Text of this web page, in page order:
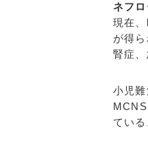
ネフ
現在、
が得
腎症
小児
ている